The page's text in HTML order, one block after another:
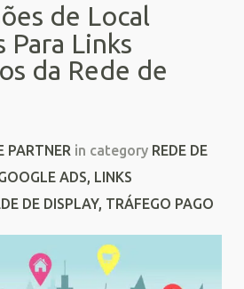
de Local
Para Links
da Rede de
PARTNER in category REDE DE
ADS, LINKS
DE DISPLAY, TRÁFEGO PAGO